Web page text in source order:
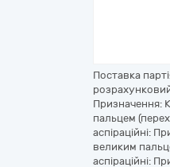
Поставка
Призначення:
пальцем
аспіраційні:
великим
аспіраційні: